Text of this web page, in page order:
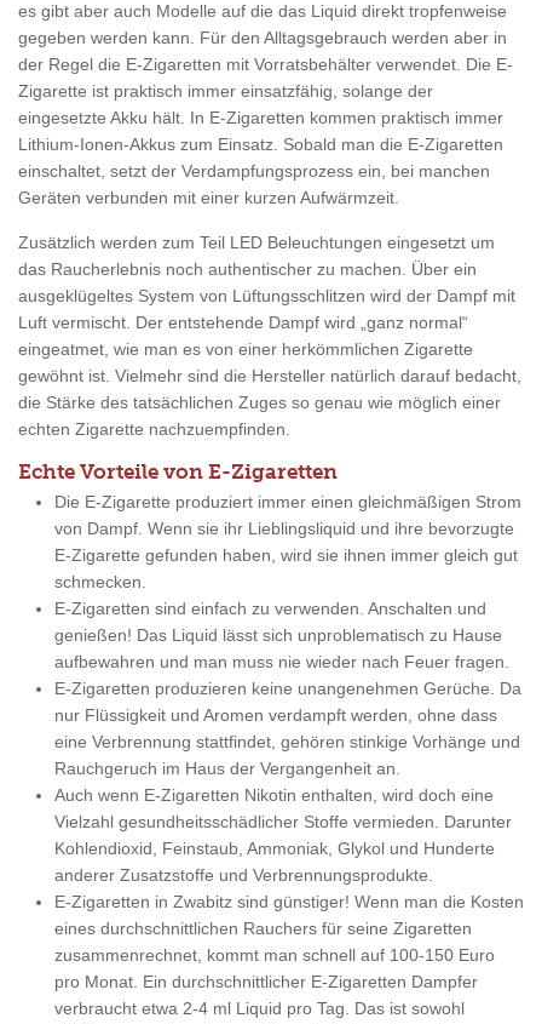
es gibt aber auch Modelle auf die das Liquid direkt tropfenweise
gegeben werden kann. Für den Alltagsgebrauch werden aber in
der Regel die E-Zigaretten mit Vorratsbehälter verwendet. Die E-
Zigarette ist praktisch immer einsatzfähig, solange der
eingesetzte Akku hält. In E-Zigaretten kommen praktisch immer
Lithium-Ionen-Akkus zum Einsatz. Sobald man die E-Zigaretten
einschaltet, setzt der Verdampfungsprozess ein, bei manchen
Geräten verbunden mit einer kurzen Aufwärmzeit.
Zusätzlich werden zum Teil LED Beleuchtungen eingesetzt um
das Raucherlebnis noch authentischer zu machen. Über ein
ausgeklügeltes System von Lüftungsschlitzen wird der Dampf mit
Luft vermischt. Der entstehende Dampf wird „ganz normal“
eingeatmet, wie man es von einer herkömmlichen Zigarette
gewöhnt ist. Vielmehr sind die Hersteller natürlich darauf bedacht,
die Stärke des tatsächlichen Zuges so genau wie möglich einer
echten Zigarette nachzuempfinden.
Echte Vorteile von E-Zigaretten
Die E-Zigarette produziert immer einen gleichmäßigen Strom
von Dampf. Wenn sie ihr Lieblingsliquid und ihre bevorzugte
E-Zigarette gefunden haben, wird sie ihnen immer gleich gut
schmecken.
E-Zigaretten sind einfach zu verwenden. Anschalten und
genießen! Das Liquid lässt sich unproblematisch zu Hause
aufbewahren und man muss nie wieder nach Feuer fragen.
E-Zigaretten produzieren keine unangenehmen Gerüche. Da
nur Flüssigkeit und Aromen verdampft werden, ohne dass
eine Verbrennung stattfindet, gehören stinkige Vorhänge und
Rauchgeruch im Haus der Vergangenheit an.
Auch wenn E-Zigaretten Nikotin enthalten, wird doch eine
Vielzahl gesundheitsschädlicher Stoffe vermieden. Darunter
Kohlendioxid, Feinstaub, Ammoniak, Glykol und Hunderte
anderer Zusatzstoffe und Verbrennungsprodukte.
E-Zigaretten in Zwabitz sind günstiger! Wenn man die Kosten
eines durchschnittlichen Rauchers für seine Zigaretten
zusammenrechnet, kommt man schnell auf 100-150 Euro
pro Monat. Ein durchschnittlicher E-Zigaretten Dampfer
verbraucht etwa 2-4 ml Liquid pro Tag. Das ist sowohl